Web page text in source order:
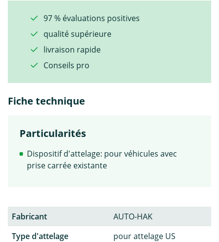
97 % évaluations positives
qualité supérieure
livraison rapide
Conseils pro
Fiche technique
Particularités
Dispositif d'attelage: pour véhicules avec
prise carrée existante
Fabricant
AUTO-HAK
Type d'attelage
pour attelage US